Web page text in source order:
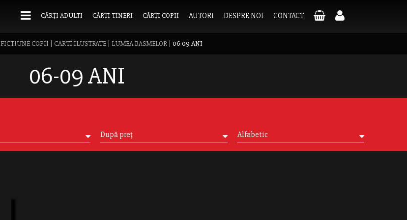
CĂRȚI ADULTI CĂRȚI TINERI CĂRȚI COPII AUTORI DESPRE NOI CONTACT
FICTIUNE COPII CARTI ILUSTRATE LUMEA BASMELOR 06-09 ANI
06-09 ANI
După preț Alfabetic